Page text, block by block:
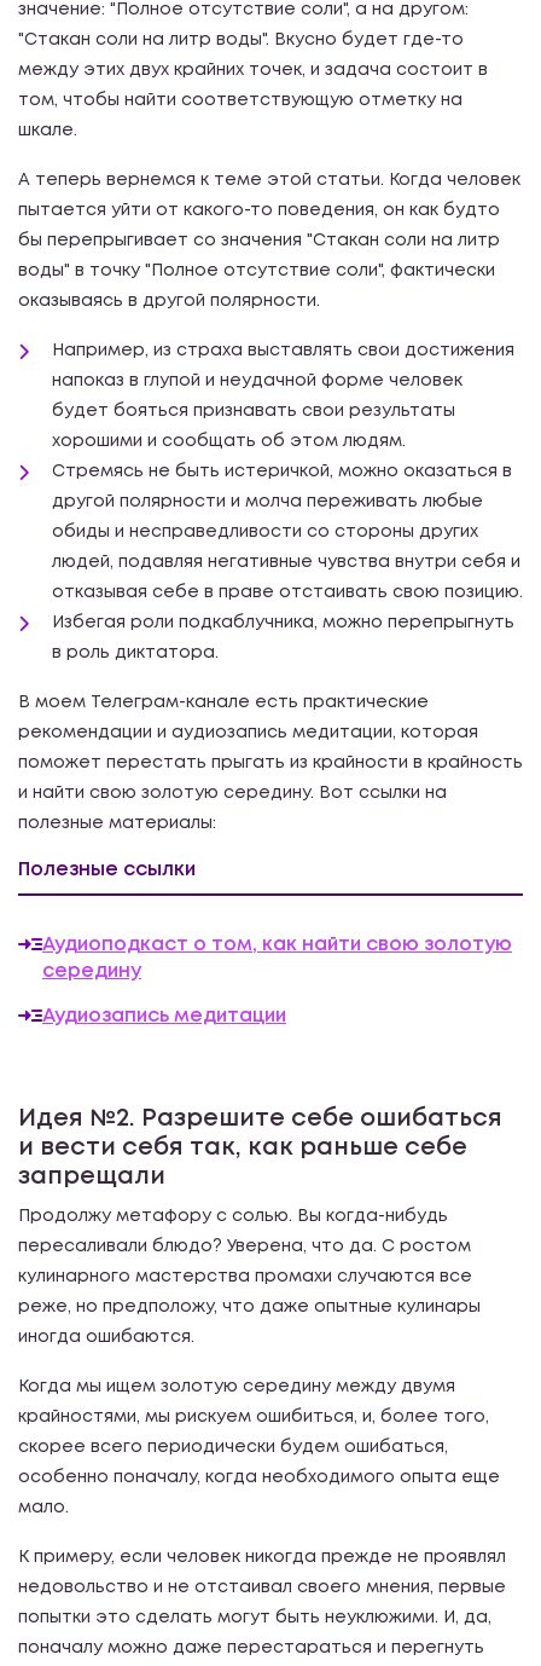
значение: "Полное отсутствие соли", а на другом:
"Стакан соли на литр воды". Вкусно будет где-то
между этих двух крайних точек, и задача состоит в
том, чтобы найти соответствующую отметку на
шкале.
А теперь вернемся к теме этой статьи. Когда человек
пытается уйти от какого-то поведения, он как будто
бы перепрыгивает со значения "Стакан соли на литр
воды" в точку "Полное отсутствие соли", фактически
оказываясь в другой полярности.
Например, из страха выставлять свои достижения
напоказ в глупой и неудачной форме человек
будет бояться признавать свои результаты
хорошими и сообщать об этом людям.
Стремясь не быть истеричкой, можно оказаться в
другой полярности и молча переживать любые
обиды и несправедливости со стороны других
людей, подавляя негативные чувства внутри себя и
отказывая себе в праве отстаивать свою позицию.
Избегая роли подкаблучника, можно перепрыгнуть
в роль диктатора.
В моем Телеграм-канале есть практические
рекомендации и аудиозапись медитации, которая
поможет перестать прыгать из крайности в крайность
и найти свою золотую середину. Вот ссылки на
полезные материалы:
Полезные ссылки
Аудиоподкаст о том, как найти свою золотую
середину
Аудиозапись медитации
Идея №2. Разрешите себе ошибаться
и вести себя так, как раньше себе
запрещали
Продолжу метафору с солью. Вы когда-нибудь
пересаливали блюдо? Уверена, что да. С ростом
кулинарного мастерства промахи случаются все
реже, но предположу, что даже опытные кулинары
иногда ошибаются.
Когда мы ищем золотую середину между двумя
крайностями, мы рискуем ошибиться, и, более того,
скорее всего периодически будем ошибаться,
особенно поначалу, когда необходимого опыта еще
мало.
К примеру, если человек никогда прежде не проявлял
недовольство и не отстаивал своего мнения, первые
попытки это сделать могут быть неуклюжими. И, да,
поначалу можно даже перестараться и перегнуть